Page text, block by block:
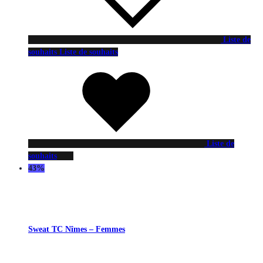
Liste de
souhaits Liste de souhaits
Liste de
souhaits
43%
Sweat TC Nîmes – Femmes